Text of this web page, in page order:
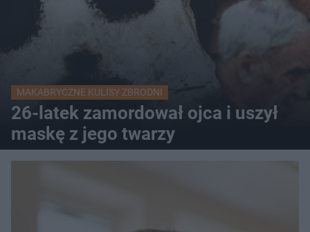
MAKABRYCZNE KULISY ZBRODNI
26-latek zamordował ojca i uszył
maskę z jego twarzy